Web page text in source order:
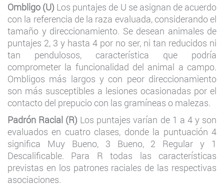
Ombligo (U) Los puntajes de U se asignan de acuerdo
con la referencia de la raza evaluada, considerando el
tamaño y direccionamiento. Se desean animales de
puntajes 2, 3 y hasta 4 por no ser, ni tan reducidos ni
tan pendulosos, característica que podría
comprometer la funcionalidad del animal a campo.
Ombligos más largos y con peor direccionamiento
son más susceptibles a lesiones ocasionadas por el
contacto del prepucio con las gramíneas o malezas.
Padrón Racial (R) Los puntajes varían de 1 a 4 y son
evaluados en cuatro clases, donde la puntuación 4
significa Muy Bueno, 3 Bueno, 2 Regular y 1
Descalificable. Para R todas las características
previstas en los patrones raciales de las respectivas
asociaciones.